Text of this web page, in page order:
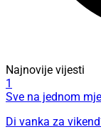
Najnovije vijesti
1
Sve na jednom
Di vanka za